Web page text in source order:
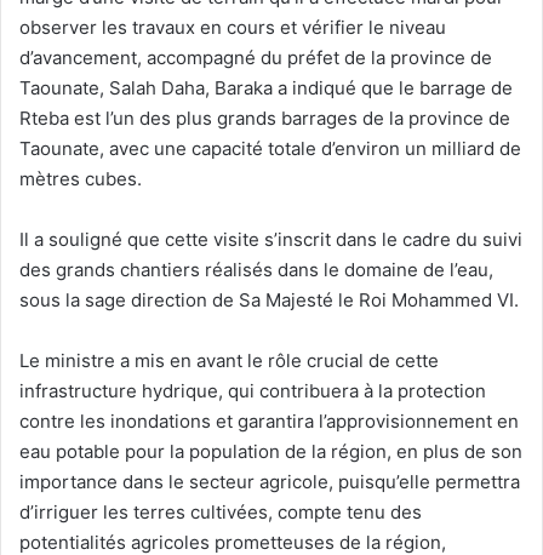
observer les travaux en cours et vérifier le niveau
d’avancement, accompagné du préfet de la province de
Taounate, Salah Daha, Baraka a indiqué que le barrage de
Rteba est l’un des plus grands barrages de la province de
Taounate, avec une capacité totale d’environ un milliard de
mètres cubes.
Il a souligné que cette visite s’inscrit dans le cadre du suivi
des grands chantiers réalisés dans le domaine de l’eau,
sous la sage direction de Sa Majesté le Roi Mohammed VI.
Le ministre a mis en avant le rôle crucial de cette
infrastructure hydrique, qui contribuera à la protection
contre les inondations et garantira l’approvisionnement en
eau potable pour la population de la région, en plus de son
importance dans le secteur agricole, puisqu’elle permettra
d’irriguer les terres cultivées, compte tenu des
potentialités agricoles prometteuses de la région,